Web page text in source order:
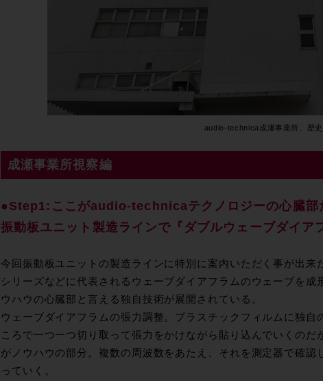
audio-technica成瀬事業所、歴
成瀬事業所視察編
●Step1:ここがaudio-technicaテクノロジーの心臓部
振動板ユニット製造ラインで『ダブルウェーブダイア
今回振動板ユニットの製造ラインに特別に案内いただく事が出来
シリーズなどに代表されるウェーブダイアフラムのウェーブを成
ウハウの心臓部と言える独自技術が展開されている。
ウェーブダイアフラムの張力調整。プラスチックフィルムに独自
ころで一つ一つ切り取って張力をかけながら貼り込んでいくの
がノウハウの部分。複数の周波数をあたえ、それを測定器で確認
っていく。